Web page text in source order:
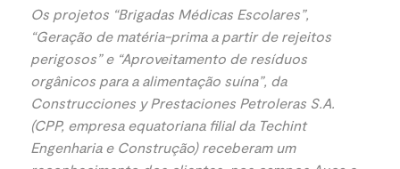
Os projetos “Brigadas Médicas Escolares”,
“Geração de matéria-prima a partir de rejeitos
perigosos” e “Aproveitamento de resíduos
orgânicos para a alimentação suína”, da
Construcciones y Prestaciones Petroleras S.A.
(CPP, empresa equatoriana filial da Techint
Engenharia e Construção) receberam um